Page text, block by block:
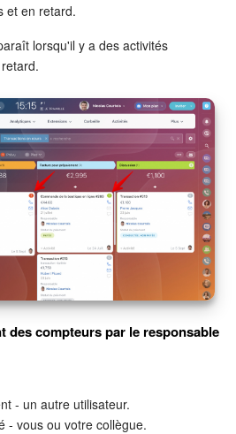
et en retard.
lorsqu'il y a des activités
des compteurs par le responsable
- un autre utilisateur.
- vous ou votre collègue.